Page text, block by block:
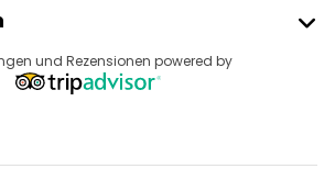
und Rezensionen powered by